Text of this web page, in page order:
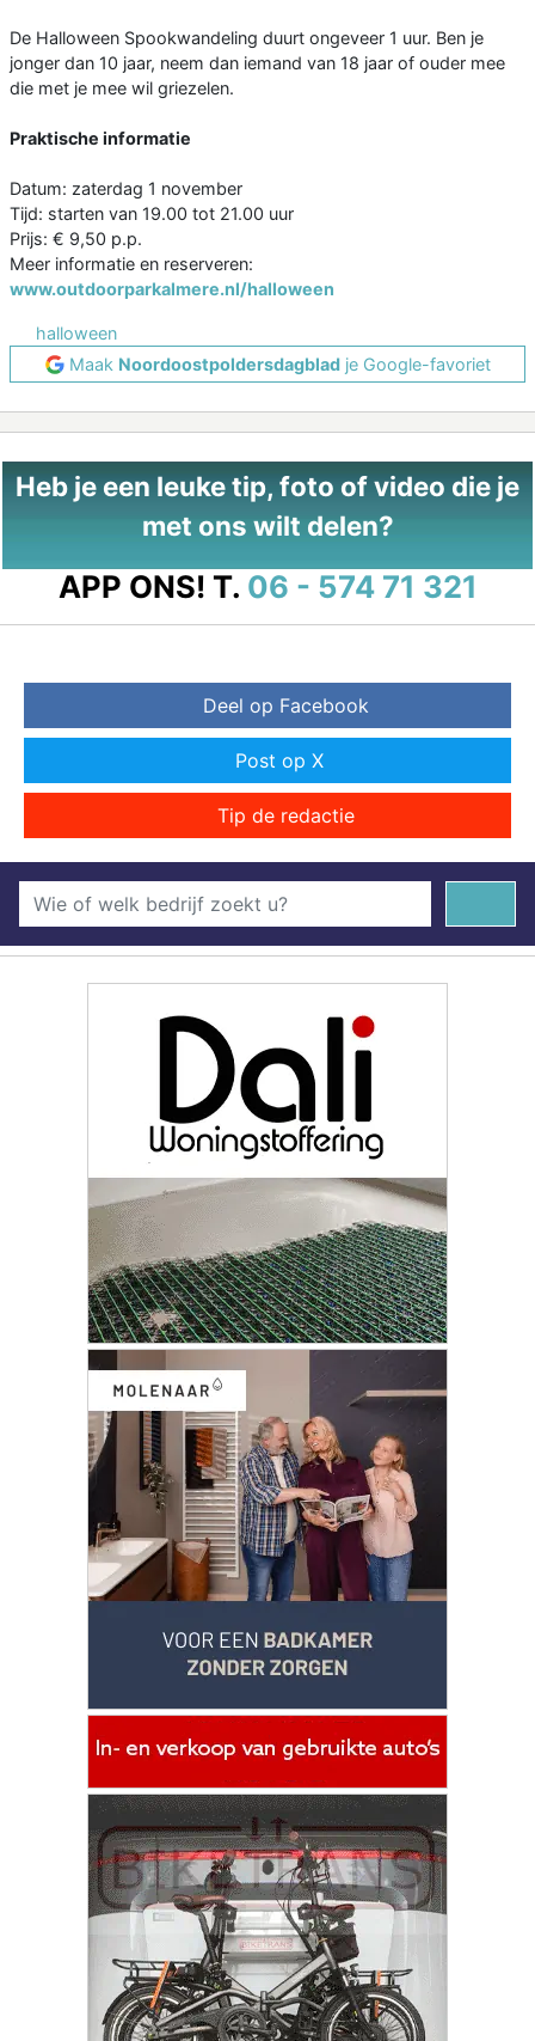
De Halloween Spookwandeling duurt ongeveer 1 uur. Ben je
jonger dan 10 jaar, neem dan iemand van 18 jaar of ouder mee
die met je mee wil griezelen.
Praktische informatie
Datum: zaterdag 1 november
Tijd: starten van 19.00 tot 21.00 uur
Prijs: € 9,50 p.p.
Meer informatie en reserveren:
www.outdoorparkalmere.nl/halloween
halloween
Maak Noordoostpoldersdagbladje Google-favoriet
Heb je een leuke tip, foto of video die je
met ons wilt delen?
APP ONS! T. 06 - 574 71 321
Deel op Facebook
Post op X
Tip de redactie